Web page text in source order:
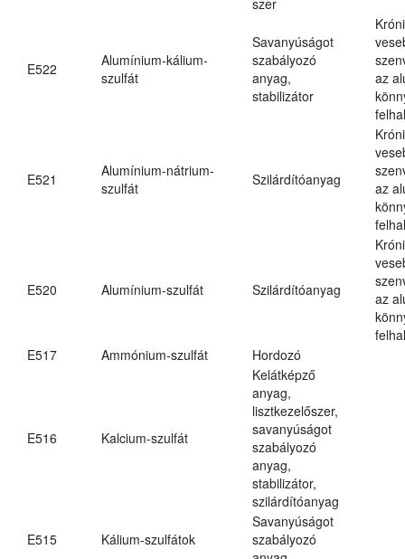
E522
Alumínium-kálium-
szulfát
Savanyúságot
szabályozó
anyag,
stabilizátor
az
E521
Alumínium-nátrium-
szulfát
Szilárdítóanyag
az
E520 Alumínium-szulfát Szilárdítóanyag
az
E517
Ammónium-szulfát Hordozó
E516 Kalcium-szulfát
Kelátképző
anyag,
lisztkezelőszer,
savanyúságot
szabályozó
anyag,
stabilizátor,
szilárdítóanyag
E515 Kálium-szulfátok
Savanyúságot
szabályozó